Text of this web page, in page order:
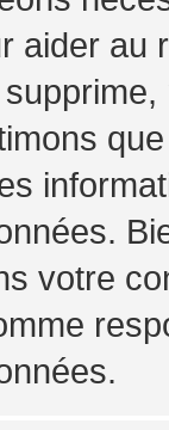
aider au
votre